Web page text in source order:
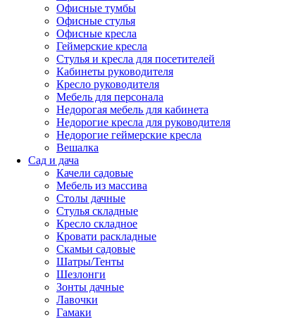
Офисные тумбы
Офисные стулья
Офисные кресла
Геймерские кресла
Стулья и кресла для посетителей
Кабинеты руководителя
Кресло руководителя
Мебель для персонала
Недорогая мебель для кабинета
Недорогие кресла для руководителя
Недорогие геймерские кресла
Вешалка
Сад и дача
Качели садовые
Мебель из массива
Столы дачные
Стулья складные
Кресло складное
Кровати раскладные
Скамьи садовые
Шатры/Тенты
Шезлонги
Зонты дачные
Лавочки
Гамаки